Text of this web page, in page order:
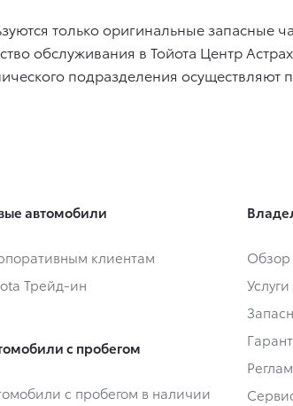
только оригинальные запасные
обслуживания в Тойота Центр
подразделения
автомобили
клиентам
Трейд-ин
с пробегом
с пробегом в наличии
Обзор